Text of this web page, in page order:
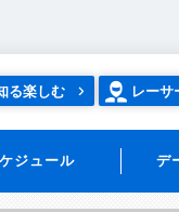
る楽しむ レーサ
ジュール デ